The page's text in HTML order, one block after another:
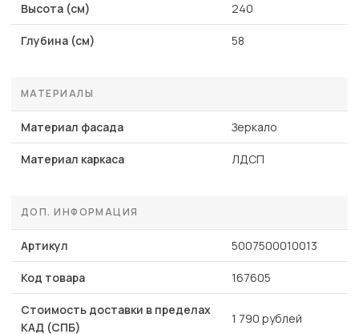
Высота (см) 240
Глубина (см) 58
МАТЕРИАЛЫ
Материал фасада Зеркало
Материал каркаса ЛДСП
ДОП. ИНФОРМАЦИЯ
Артикул 5007500010013
Код товара 167605
Стоимость доставки в пределах
КАД (СПБ)
1 790 рублей